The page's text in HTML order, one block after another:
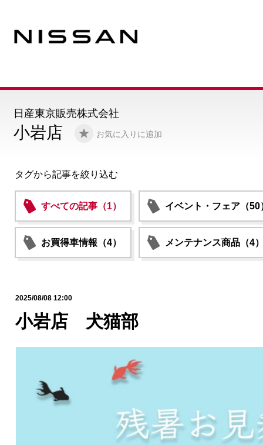
小岩店 お気に入りに追加
日産東京販売株式会社
タグから記事を絞り込む
すべての記事（1） イベント・フェア（50
お買得車情報（4） メンテナンス商品（4
2025/08/08 12:00
小岩店 犬猫部